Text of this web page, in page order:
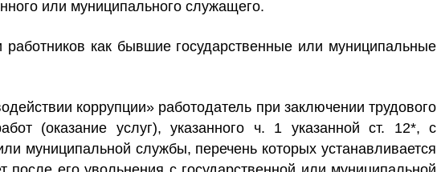
или муниципального служащего.
работников как бывшие государственные или муниципальные
коррупции» работодатель при заключении трудового
(оказание услуг), указанного ч. 1 указанной ст. 12*, с
муниципальной службы, перечень которых устанавливается